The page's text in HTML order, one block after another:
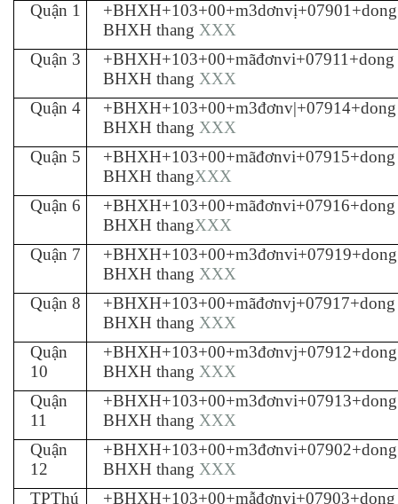
Quận 1
+BHXH+103+00+m3dơnvị+07901+dong
BHXH thang XXX
Quận 3
+BHXH+103+00+mãđơnvi+07911+dong
BHXH thang XXX
Quận 4
+BHXH+103+00+m3đơnv|+07914+dong
BHXH thang XXX
Quận 5
+BHXH+103+00+mãđơnvi+07915+dong
BHXH thangXXX
Quận 6
+BHXH+103+00+mãđơnvi+07916+dong
BHXH thangXXX
Quận 7
+BHXH+103+00+m3đơnvi+07919+dong
BHXH thang XXX
Quận 8
+BHXH+103+00+mãđơnvj+07917+dong
BHXH thang XXX
Quận
10
+BHXH+103+00+m3đơnvj+07912+dong
BHXH thang XXX
Quận
11
+BHXH+103+00+m3đơnvi+07913+dong
BHXH thang XXX
Quận
12
+BHXH+103+00+m3đơnvi+07902+dong
BHXH thang XXX
TPThú
+BHXH+103+00+mẫđơnvi+07903+dong